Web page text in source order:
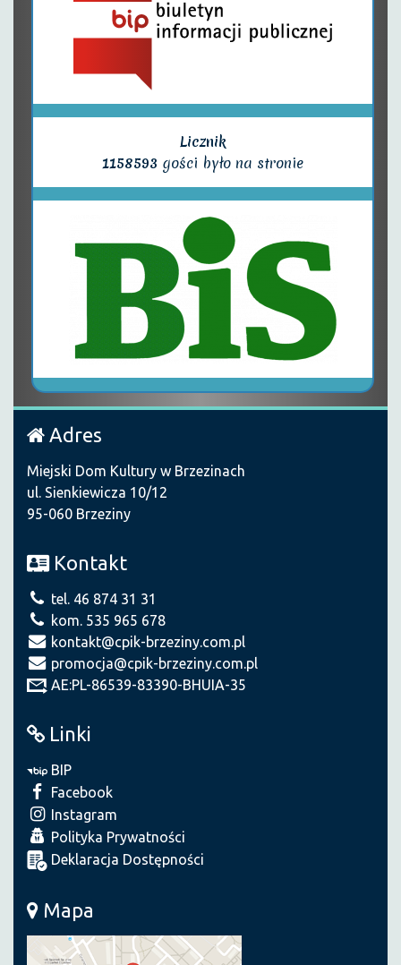
Licznik
1158593 gości było na stronie
Adres
Miejski Dom Kultury w Brzezinach
ul. Sienkiewicza 10/12
95-060 Brzeziny
Kontakt
tel. 46 874 31 31
kom. 535 965 678
kontakt@cpik-brzeziny.com.pl
promocja@cpik-brzeziny.com.pl
AE:PL-86539-83390-BHUIA-35
Linki
BIP
Facebook
Instagram
Polityka Prywatności
Deklaracja Dostępności
Mapa